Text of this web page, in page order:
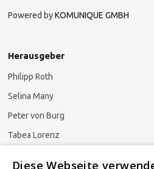
Powered byKOMUNIQUE GMBH
Herausgeber
Philipp Roth
Selina Many
Peter von Burg
Tabea Lorenz
Diese Webseite